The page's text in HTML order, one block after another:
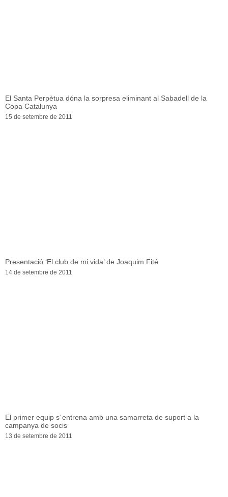
El Santa Perpètua dóna la sorpresa eliminant al Sabadell de la
Copa Catalunya
15 de setembre de 2011
Presentació ‘El club de mi vida’ de Joaquim Fité
14 de setembre de 2011
El primer equip s´entrena amb una samarreta de suport a la
campanya de socis
13 de setembre de 2011